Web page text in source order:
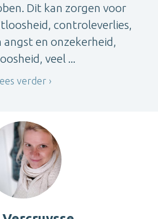
Dit kan zorgen voor
controleverlies,
angst en onzekerheid,
veel ...
verder